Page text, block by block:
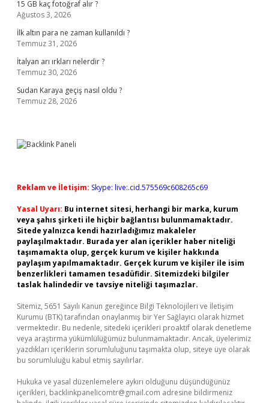
15 GB kaç fotoğraf alır ?
Ağustos 3, 2026
İlk altın para ne zaman kullanıldı ?
Temmuz 31, 2026
İtalyan arı ırkları nelerdir ?
Temmuz 30, 2026
Sudan Karaya geçiş nasıl oldu ?
Temmuz 28, 2026
Reklam ve İletişim: Skype: live:.cid.575569c608265c69
Yasal Uyarı: Bu internet sitesi, herhangi bir marka, kurum
veya şahıs şirketi ile hiçbir bağlantısı bulunmamaktadır.
Sitede yalnızca kendi hazırladığımız makaleler
paylaşılmaktadır. Burada yer alan içerikler haber niteliği
taşımamakta olup, gerçek kurum ve kişiler hakkında
paylaşım yapılmamaktadır. Gerçek kurum ve kişiler ile isim
benzerlikleri tamamen tesadüfidir. Sitemizdeki bilgiler
taslak halindedir ve tavsiye niteliği taşımazlar.
Sitemiz, 5651 Sayılı Kanun gereğince Bilgi Teknolojileri ve İletişim
Kurumu (BTK) tarafından onaylanmış bir Yer Sağlayıcı olarak hizmet
vermektedir. Bu nedenle, sitedeki içerikleri proaktif olarak denetleme
veya araştırma yükümlülüğümüz bulunmamaktadır. Ancak, üyelerimiz
yazdıkları içeriklerin sorumluluğunu taşımakta olup, siteye üye olarak
bu sorumluluğu kabul etmiş sayılırlar.
Hukuka ve yasal düzenlemelere aykırı olduğunu düşündüğünüz
içerikleri, backlinkpanelicomtr@gmail.com adresine bildirmeniz